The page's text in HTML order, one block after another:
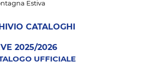
Estiva
CATALOGHI
2025/2026
UFFICIALE